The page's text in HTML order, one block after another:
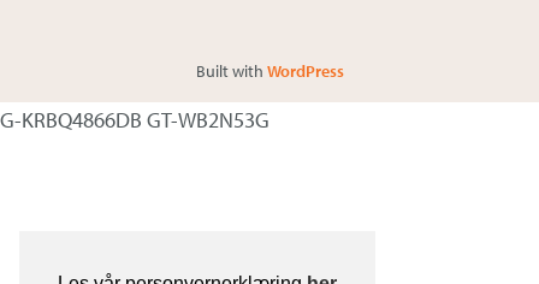
Built with WordPress
G-KRBQ4866DB GT-WB2N53G